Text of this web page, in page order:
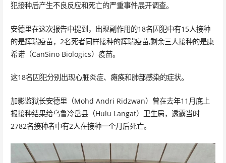
犯接种后产生不良反应和死亡的严重事件展开调查。
安德里在这次报告中提到，出现副作用的18名囚犯中有15人接种
的是辉瑞疫苗，2名死者同样接种的辉瑞疫苗,剩余三人接种的是康
希诺（CanSino Biologics）疫苗。
这18名囚犯分别出现心脏炎症、瘫痪和肺部感染的症状。
加影监狱长安德里（Mohd Andri Ridzwan）曾在去年11月底上
报接种结果给乌鲁冷岳县（Hulu Langat）卫生局，透露当时
2782名接种者中有2人在接种一个月后死亡。